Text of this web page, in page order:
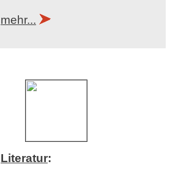
mehr...
Literatur: